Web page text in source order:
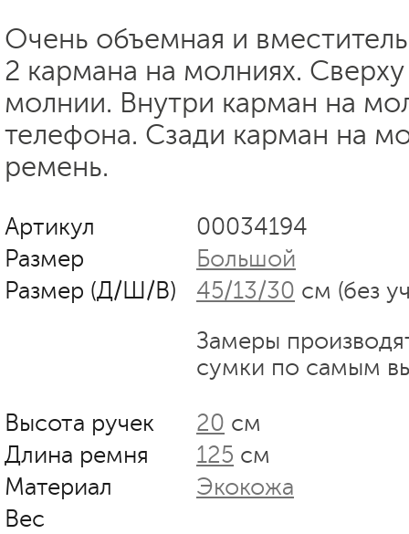
Очень объемная и
2 кармана на молниях.
молнии. Внутри карман на
телефона. Сзади карман на
ремень.
Артикул
00034194
Размер
Большой
Размер (Д/Ш/В)
45/13/30 см (без
Замеры
сумки по самым
Высота ручек 20 см
Длина ремня
125 см
Материал
Экокожа
Вес